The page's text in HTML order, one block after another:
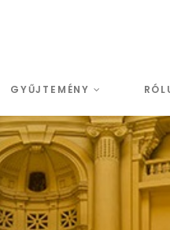
GYŰJTEMÉNY